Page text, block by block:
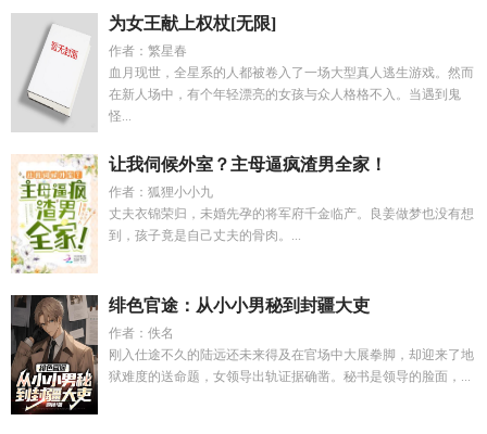
为女王献上权杖[无限]
作者：繁星春
血月现世，全星系的人都被卷入了一场大型真人逃生游戏。然而
在新人场中，有个年轻漂亮的女孩与众人格格不入。当遇到鬼
怪...
让我伺候外室？主母逼疯渣男全家！
作者：狐狸小小九
丈夫衣锦荣归，未婚先孕的将军府千金临产。良姜做梦也没有想
到，孩子竟是自己丈夫的骨肉。...
绯色官途：从小小男秘到封疆大吏
作者：佚名
刚入仕途不久的陆远还未来得及在官场中大展拳脚，却迎来了地
狱难度的送命题，女领导出轨证据确凿。秘书是领导的脸面，...